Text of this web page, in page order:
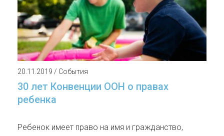
20.11.2019 / События
30 лет Конвенции ООН о правах
ребенка
Ребенок имеет право на имя и гражданство,